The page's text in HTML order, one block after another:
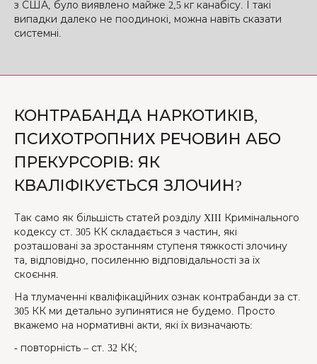
з США, було виявлено майже 2,5 кг канабісу. І такі
випадки далеко не поодинокі, можна навіть сказати
системні.
КОНТРАБАНДА НАРКОТИКІВ,
ПСИХОТРОПНИХ РЕЧОВИН АБО
ПРЕКУРСОРІВ: ЯК
КВАЛІФІКУЄТЬСЯ ЗЛОЧИН?
Так само як більшість статей розділу XIII Кримінального
кодексу ст. 305 КК складається з частин, які
розташовані за зростанням ступеня тяжкості злочину
та, відповідно, посиленню відповідальності за їх
скоєння.
На тлумаченні кваліфікаційних ознак контрабанди за ст.
305 КК ми детально зупинятися не будемо. Просто
вкажемо на нормативні акти, які їх визначають:
- повторність – ст. 32 КК;